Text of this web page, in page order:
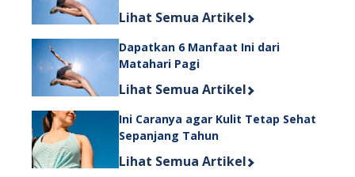
Discover more about Dapatkan 6
Lihat Semua Artikel
Dapatkan 6 Manfaat Ini dari
Matahari Pagi
Discover more about Dapatkan 6
Lihat Semua Artikel
Ini Caranya agar Kulit Tetap Sehat
Sepanjang Tahun
Discover more about Ini Caranya
Lihat Semua Artikel